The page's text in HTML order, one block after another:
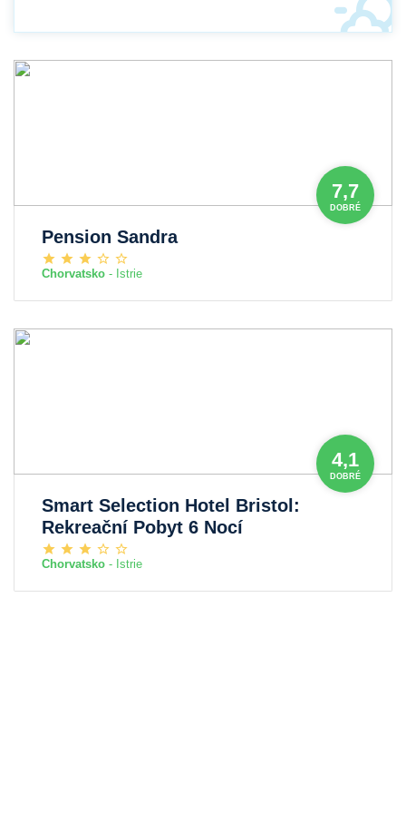
7,7
DOBRÉ
Pension Sandra
Chorvatsko - Istrie
4,1
DOBRÉ
Smart Selection Hotel Bristol:
Rekreační Pobyt 6 Nocí
Chorvatsko - Istrie